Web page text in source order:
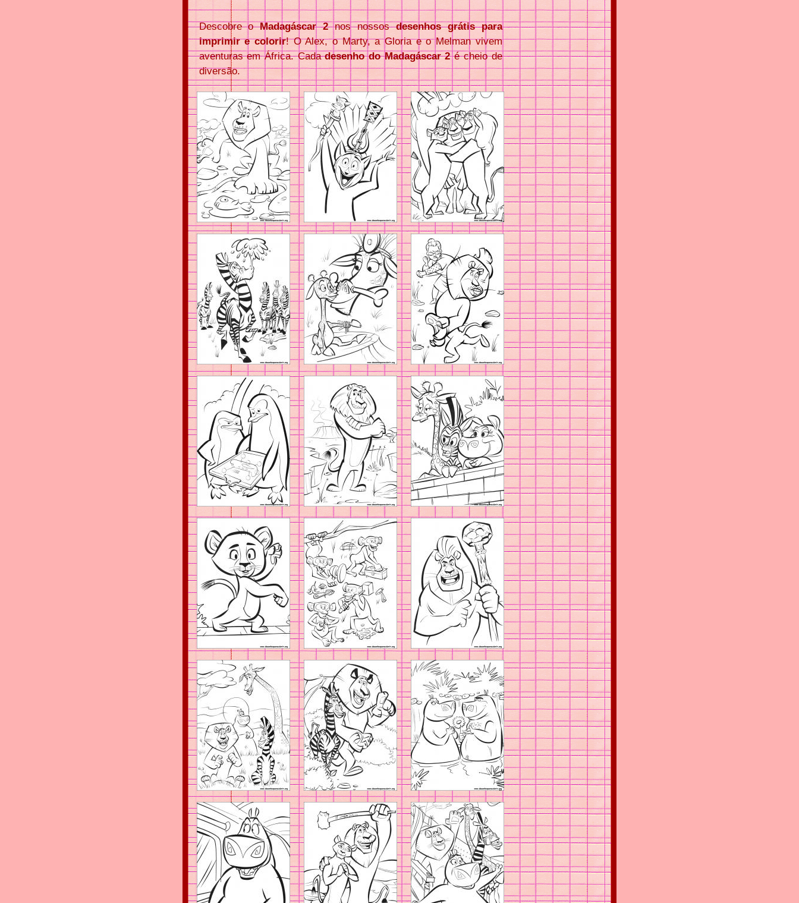
Descobre oMadagáscar 2nos nossosdesenhos grátis para
imprimir e colorir! O Alex, o Marty, a Gloria e o Melman vivem
aventuras em África. Cadadesenho do Madagáscar 2é cheio de
diversão.